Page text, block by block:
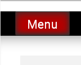
to
contentLucio
Menu